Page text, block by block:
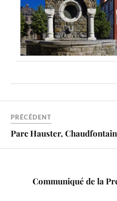
PRÉCÉDENT
Parc Hauster,
Communiqué de la